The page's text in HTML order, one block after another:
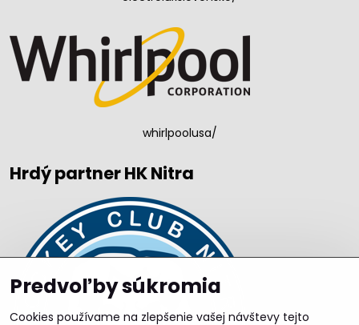
whirlpoolusa/
Hrdý partner HK Nitra
Predvoľby súkromia
Cookies používame na zlepšenie vašej návštevy tejto